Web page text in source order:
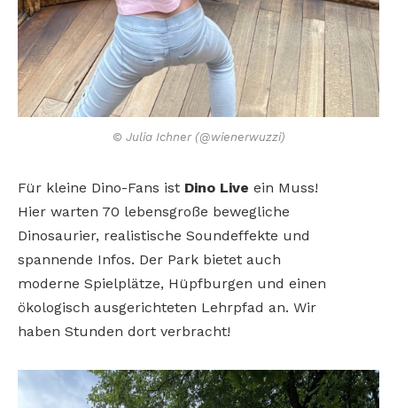
© Julia Ichner (@wienerwuzzi)
Für kleine Dino-Fans ist Dino Live ein Muss!
Hier warten 70 lebensgroße bewegliche
Dinosaurier, realistische Soundeffekte und
spannende Infos. Der Park bietet auch
moderne Spielplätze, Hüpfburgen und einen
ökologisch ausgerichteten Lehrpfad an. Wir
haben Stunden dort verbracht!